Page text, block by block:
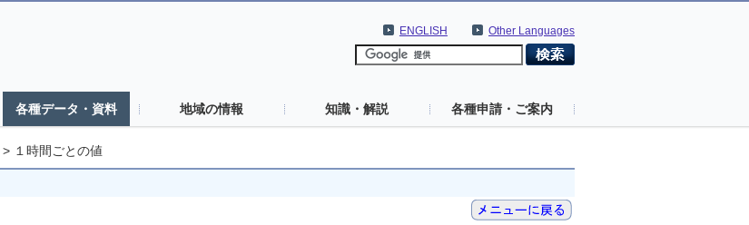
Other Languages
ENGLISH
各種データ・資料 地域の情報 知識・解説 各種申請・ご案内
> １時間ごとの値